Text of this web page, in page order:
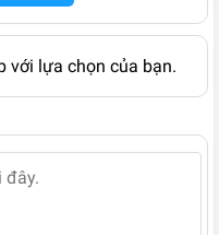
với lựa chọn của bạn.